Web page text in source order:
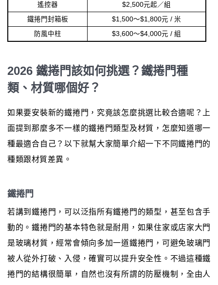
遙控器
$2,500元起／組
鐵捲門封箱板
$1,500～$1,800元 / 米
防風中柱
$3,600～$4,000元 / 組
2026 鐵捲門該如何挑選？鐵捲門種
類、材質哪個好？
如果要安裝新的鐵捲門，究竟該怎麼挑選比較合適呢？上
面提到那麼多不一樣的鐵捲門類型及材質，怎麼知道哪一
種最適合自己？以下就幫大家簡單介紹一下不同鐵捲門的
種類跟材質差異。
鐵捲門
若講到鐵捲門，可以泛指所有鐵捲門的類型，甚至包含手
動的。鐵捲門的基本特色就是耐用，如果住家或店家大門
是玻璃材質，經常會傾向多加一道鐵捲門，可避免玻璃門
被人從外打破、入侵，確實可以提升安全性。不過這種鐵
捲門的結構很簡單，自然也沒有所謂的防壓機制，全由人